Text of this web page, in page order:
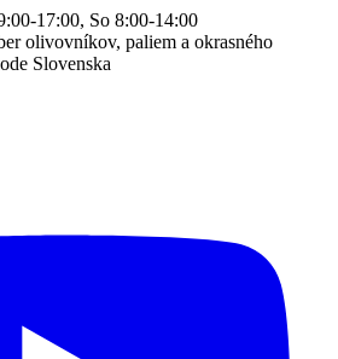
17:00, So 8:00-14:00
olivovníkov, paliem a okrasného
Slovenska